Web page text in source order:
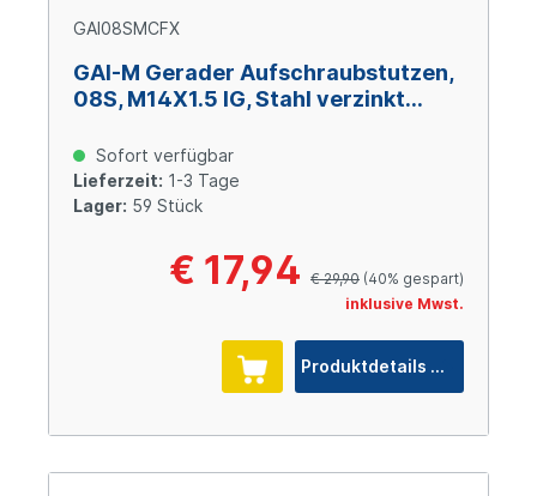
GAI08SMCFX
GAI-M Gerader Aufschraubstutzen,
08S, M14X1.5 IG, Stahl verzinkt
Sofort verfügbar
Lieferzeit: 1-3 Tage
Lager: 59 Stück
€ 17,94 € 29,90 (40% gespart)
inklusive Mwst.
Produktdetails